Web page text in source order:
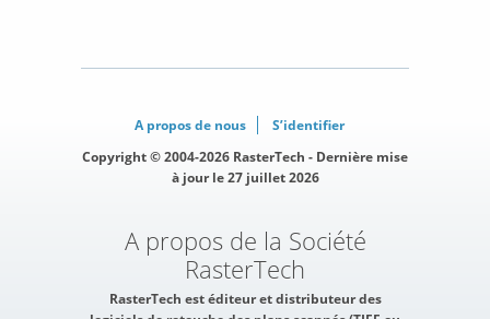
A propos de nous
S’identifier
Copyright © 2004-2026 RasterTech - Dernière mise
à jour le 27 juillet 2026
A propos de la Société
RasterTech
RasterTech est éditeur et distributeur des